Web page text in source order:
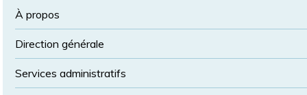
police
À propos
Direction générale
Services administratifs